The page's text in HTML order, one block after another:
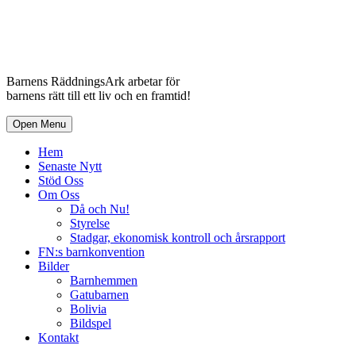
Barnens RäddningsArk arbetar för
barnens rätt till ett liv och en framtid!
Open Menu
Hem
Senaste Nytt
Stöd Oss
Om Oss
Då och Nu!
Styrelse
Stadgar, ekonomisk kontroll och årsrapport
FN:s barnkonvention
Bilder
Barnhemmen
Gatubarnen
Bolivia
Bildspel
Kontakt